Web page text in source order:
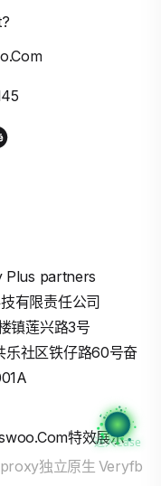
进入Case
Plus partners
有限责任公司
镇莲兴路3号
乐社区铁仔路60号奋
特效展示
独立原生 Veryfb